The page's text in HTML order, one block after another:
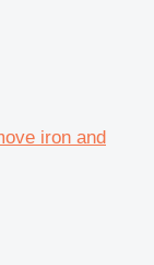
iron and